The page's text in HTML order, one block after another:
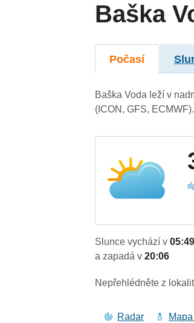
Baška
Počasí
Baška Voda leží v
(ICON, GFS,
Slunce vychází v05:49
a zapadá v20:06
Nepřehlédněte z
Radar